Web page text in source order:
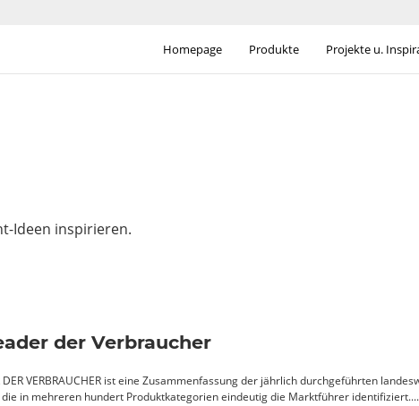
Homepage Produkte Projekte u.
Ideen inspirieren.
der Verbraucher
DER VERBRAUCHER ist eine Zusammenfassung der jährlich durchgeführten
in mehreren hundert Produktkategorien eindeutig die Marktführer identifiziert....